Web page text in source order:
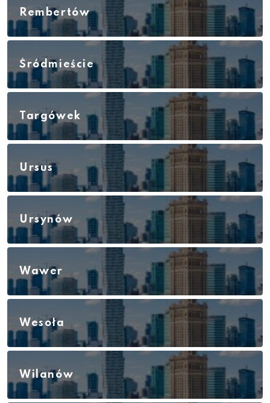
Rembertów
Śródmieście
Targówek
Ursus
Ursynów
Wawer
Wesoła
Wilanów